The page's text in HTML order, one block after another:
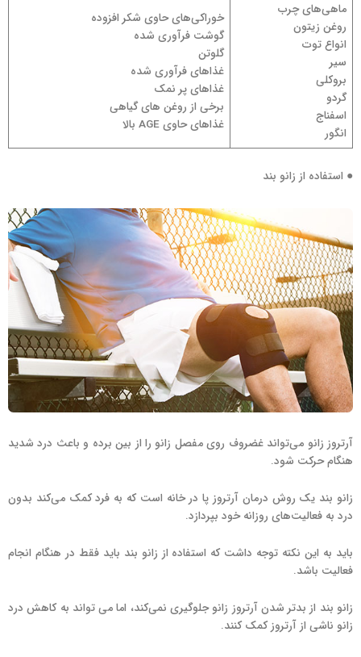
ماهی‌های چرب
روغن زیتون
انواع توت
سیر
بروکلی
گردو
اسفناج
انگور
خوراکی‌های حاوی شکر افزوده
گوشت فرآوری شده
گلوتن
غذاهای فرآوری شده
غذاهای پر نمک
برخی از روغن های گیاهی
غذاهای حاوی AGE‌ بالا
● استفاده از زانو بند
آرتروز زانو می‌تواند غضروف روی مفصل زانو را از بین برده و باعث درد شدید
هنگام حرکت شود.
زانو بند یک روش درمان آرتروز پا در خانه است که به فرد کمک می‌کند بدون
درد به فعالیت‌های روزانه خود بپردازد.
باید به این نکته توجه داشت که استفاده از زانو بند باید فقط در هنگام انجام
فعالیت باشد.
زانو بند از بدتر شدن آرتروز زانو جلوگیری نمی‌کند، اما می تواند به کاهش درد
زانو ناشی از آرتروز کمک کنند.